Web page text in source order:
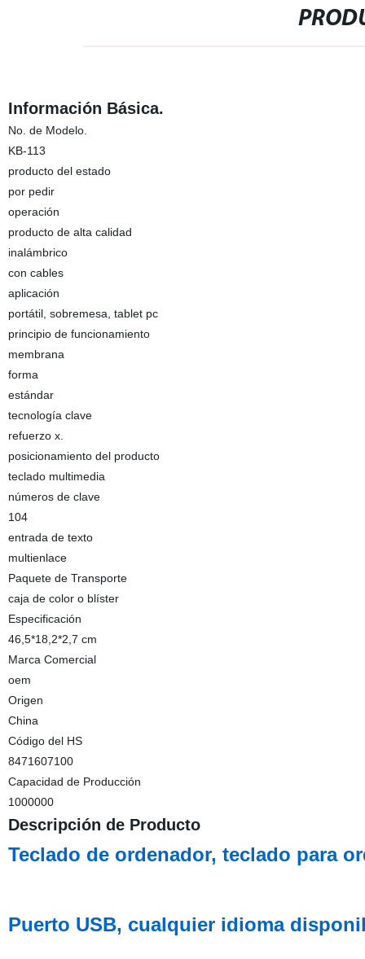
Información Básica.
No. de Modelo.
KB-113
producto del estado
por pedir
operación
producto de alta calidad
inalámbrico
con cables
aplicación
portátil, sobremesa, tablet pc
principio de funcionamiento
membrana
forma
estándar
tecnología clave
refuerzo x.
posicionamiento del producto
teclado multimedia
números de clave
104
entrada de texto
multienlace
Paquete de Transporte
caja de color o blíster
Especificación
46,5*18,2*2,7 cm
Marca Comercial
oem
Origen
China
Código del HS
8471607100
Capacidad de Producción
1000000
Descripción de Producto
Teclado de ordenador, teclado para
Puerto USB, cualquier idioma